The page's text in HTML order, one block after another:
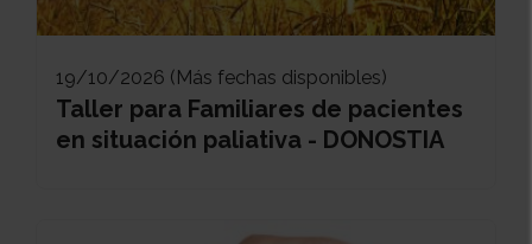
19/10/2026 (Más fechas disponibles)
Taller para Familiares de pacientes
en situación paliativa - DONOSTIA